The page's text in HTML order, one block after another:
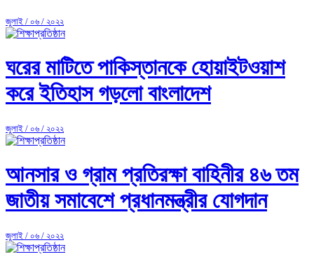
জুলাই / ০৬ / ২০২২
ঘরের মাটিতে পাকিস্তানকে হোয়াইটওয়াশ
করে ইতিহাস গড়লো বাংলাদেশ
জুলাই / ০৬ / ২০২২
আনসার ও গ্রাম প্রতিরক্ষা বাহিনীর ৪৬ তম
জাতীয় সমাবেশে প্রধানমন্ত্রীর যোগদান
জুলাই / ০৬ / ২০২২